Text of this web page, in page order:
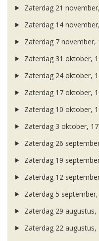
Zaterdag 21
Zaterdag 14
Zaterdag 7 november,
Zaterdag 31 oktober,
Zaterdag 24 oktober,
Zaterdag 17 oktober,
Zaterdag 10 oktober,
Zaterdag 3 oktober,
Zaterdag 26
Zaterdag 19
Zaterdag 12
Zaterdag 5
Zaterdag 29 augustus,
Zaterdag 22 augustus,